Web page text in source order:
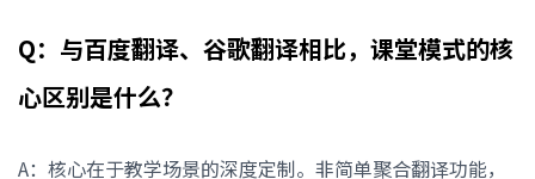
Q：与百度翻译、谷歌翻译相比，课堂模式的核
心区别是什么？
A：核心在于教学场景的深度定制。非简单聚合翻译功能，